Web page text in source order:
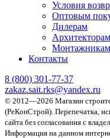
Условия
Оптовым
Дилерам
Архитекторам
Монтажникам
Контакты
8 (800) 301-77-37
zakaz.sait.rks@yandex.ru
© 2012—2026 Магазин
(РеКонСтрой). Перепечатка,
сайта без согласования с
Информация на данном